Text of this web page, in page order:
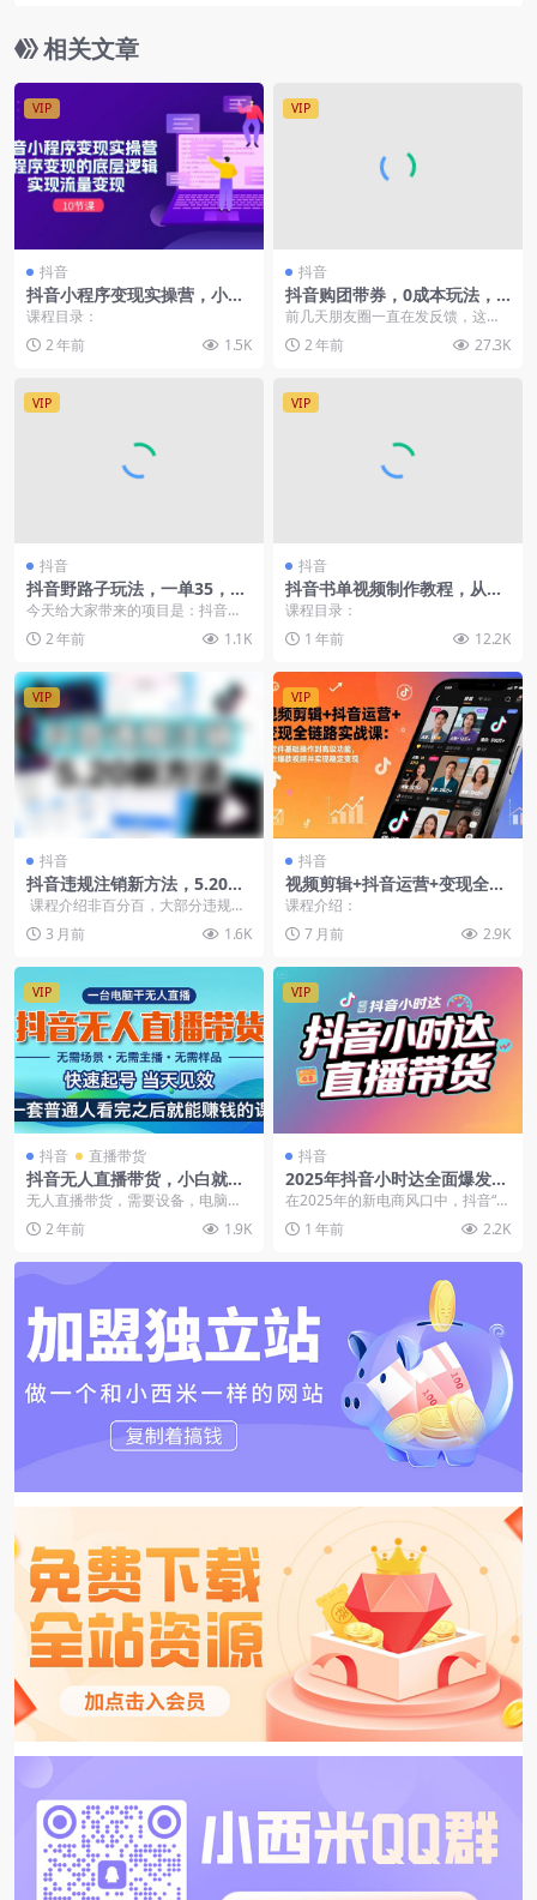
相关文章
VIP
抖音
抖音小程序变现实操营，小程
序变现的底层逻辑，实现流量
变现（10节课）
课程目录：
2 年前
1.5K
VIP
抖音
抖音购团带券，0成本玩法，0
成本当天出单，新老号均可
前几天朋友圈一直在发反馈，这项
目0成本，不用保证金，最关键的没
有概率，做就肯定当...
2 年前 27.3K
VIP
抖音
抖音野路子玩法，一单35，日
入3000+，一部手机可操作
今天给大家带来的项目是：抖音野
路子玩法，一单35.日入3000+，一
部手机可操作...
2 年前 1.1K
VIP
抖音
抖音书单视频制作教程，从PS
到剪映、PR，掌握热门原理助
你账号快速起飞
课程目录：
1 年前
12.2K
VIP
抖音
抖音违规注销新方法，5.20有
需要自行测试（TXT文档）
课程介绍非百分百，大部分违规账
号可以直接注销掉。 &nbs...
3 月前 1.6K
VIP
抖音
视频剪辑+抖音运营+变现全链
路实战课：从软件基础操作到
高级功能，制作爆款视频并实
现稳定变现
课程介绍：
7 月前
2.9K
VIP
抖音 直播带货
抖音无人直播带货，小白就可
以轻松上手，真正实现月入过
无人直播带货，需要设备，电脑，
抖音账号，摄像头，通过我们无人
技术实现了不用露脸，...
2 年前 1.9K
VIP
抖音
2025年抖音小时达全面爆发：
0投流也能赚钱的直播新电商
在2025年的新电商风口中，抖音“小
时达”项目正迅速崛起，成为众多普
通人快速变现...
1 年前 2.2K